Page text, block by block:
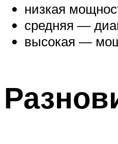
низкая
средняя —
высокая —